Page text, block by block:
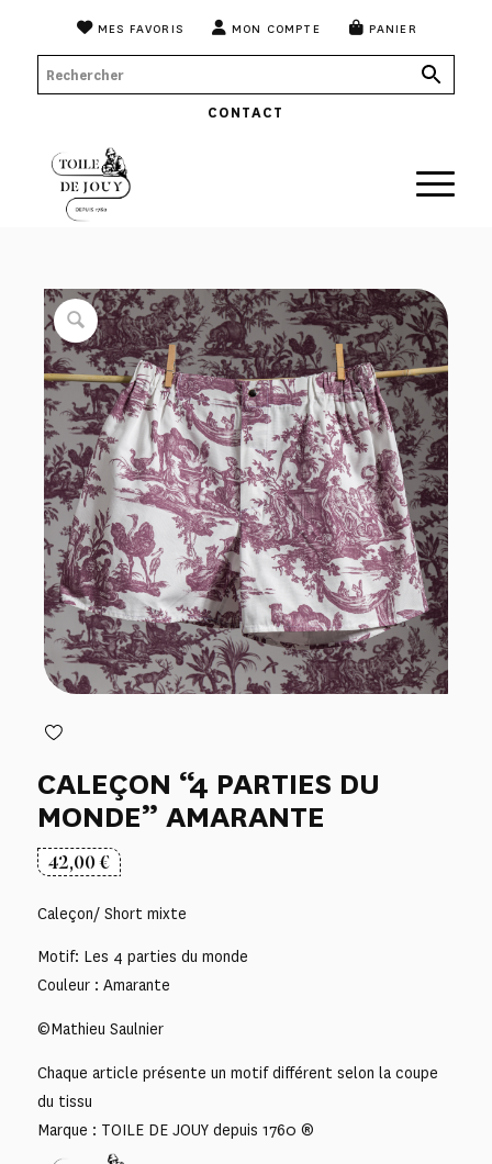
MES FAVORIS MON COMPTE PANIER
CONTACT
CALEÇON “4 PARTIES DU
MONDE” AMARANTE
42,00€
Caleçon/ Short mixte
Motif: Les 4 parties du monde
Couleur : Amarante
©Mathieu Saulnier
Chaque article présente un motif différent selon la coupe
du tissu
Marque : TOILE DE JOUY depuis 1760 ®